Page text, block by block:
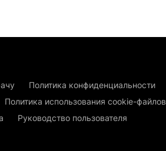
Политика конфиденциальности
Политика использования cookie-файлов
Руководство пользователя